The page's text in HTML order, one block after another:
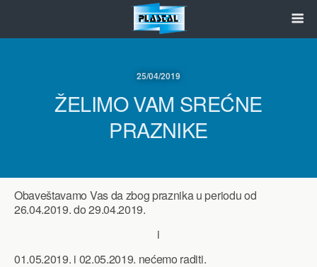
25/04/2019
ŽELIMO VAM SREĆNE
PRAZNIKE
Obaveštavamo Vas da zbog praznika u periodu od
26.04.2019. do 29.04.2019.
i
01.05.2019. i 02.05.2019. nećemo raditi.